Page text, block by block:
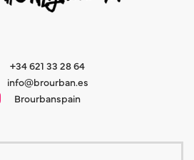
+34 621 33 28 64
info@brourban.es
Brourbanspain